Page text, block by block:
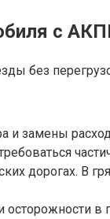
с
без
и замены
дорогах. В